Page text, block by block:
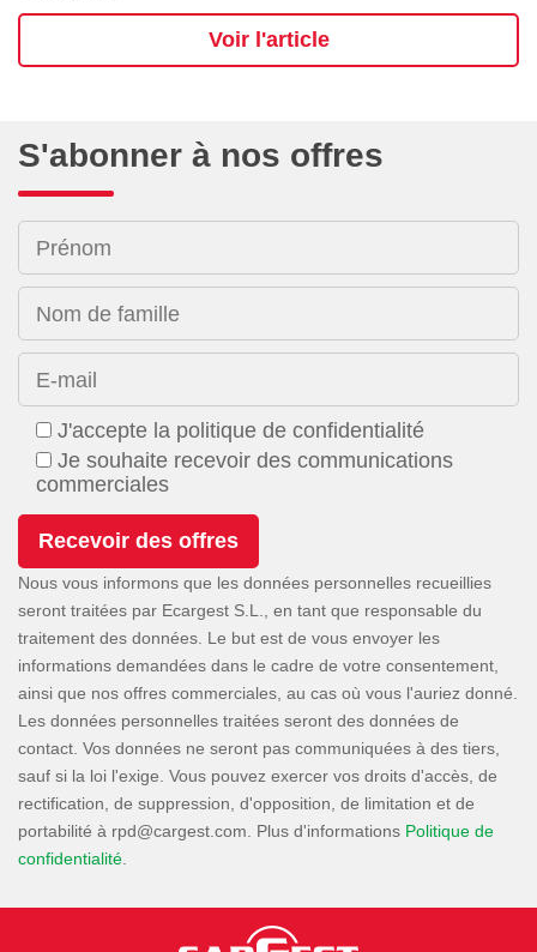
Voir l'article
S'abonner à nos offres
Prénom
Nom de famille
E-mail
J'accepte la politique de confidentialité
Je souhaite recevoir des communications
commerciales
Nous vous informons que les données personnelles recueillies
seront traitées par Ecargest S.L., en tant que responsable du
traitement des données. Le but est de vous envoyer les
informations demandées dans le cadre de votre consentement,
ainsi que nos offres commerciales, au cas où vous l'auriez donné.
Les données personnelles traitées seront des données de
contact. Vos données ne seront pas communiquées à des tiers,
sauf si la loi l'exige. Vous pouvez exercer vos droits d'accès, de
rectification, de suppression, d'opposition, de limitation et de
portabilité à
. Plus d'informations Politique de
confidentialité